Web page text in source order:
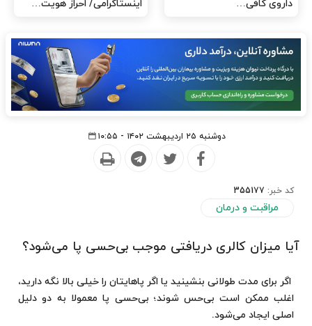
دوشنبه ۲۵ اردیبهشت ۱۴۰۲ - ۱۰:۵۵
کد خبر: 355177
مراقبت و درمان
آیا میزان کالری دریافتی موجب بی‌حسی پا می‌شود؟
اگر برای مدت طولانی بنشینید یا اگر پاهایتان را خیلی بالا نگه دارید،
اغلب ممکن است بی‌حس شوند؛ بی‌حسی پا معمولا به دو دلیل
اصلی ایجاد می‌شود.